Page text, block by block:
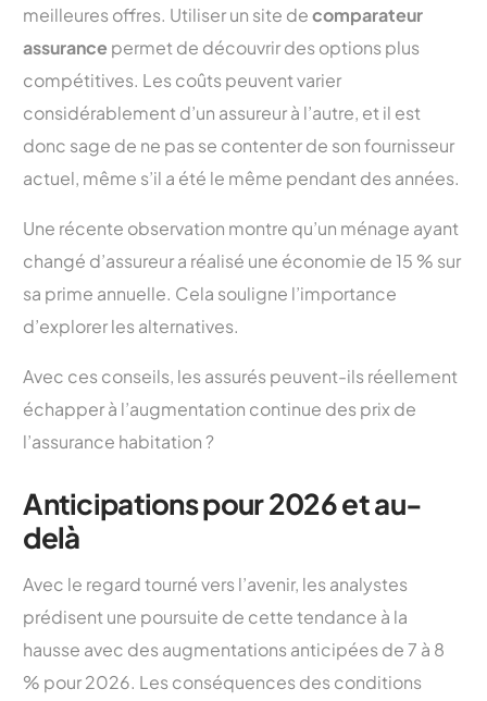
meilleures offres. Utiliser un site decomparateur
assurance permet de découvrir des options plus
compétitives. Les coûts peuvent varier
considérablement d’un assureur à l’autre, et il est
donc sage de ne pas se contenter de son fournisseur
actuel, même s’il a été le même pendant des années.
Une récente observation montre qu’un ménage ayant
changé d’assureur a réalisé une économie de 15 % sur
sa prime annuelle. Cela souligne l’importance
d’explorer les alternatives.
Avec ces conseils, les assurés peuvent-ils réellement
échapper à l’augmentation continue des prix de
l’assurance habitation ?
Anticipations pour 2026 et au-
delà
Avec le regard tourné vers l’avenir, les analystes
prédisent une poursuite de cette tendance à la
hausse avec des augmentations anticipées de 7 à 8
% pour 2026. Les conséquences des conditions